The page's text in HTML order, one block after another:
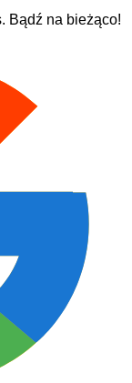
Bądź na bieżąco!